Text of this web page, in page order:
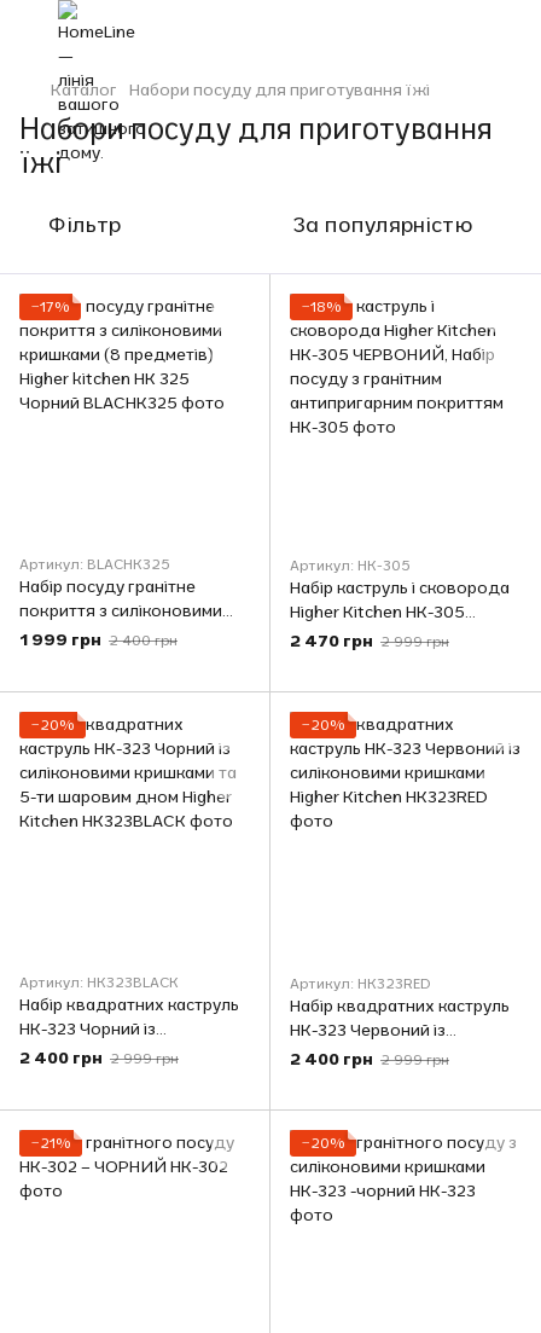
Каталог Набори посуду для приготування їжі
Набори посуду для приготування
їжі
Фільтр За популярністю
−17%
Артикул: BLACНК325
Набір посуду гранітне
покриття з силіконовими
кришками (8 предметів)
1 999 грн 2 400 грн
−18%
Артикул: HK-305
Набір каструль і сковорода
Higher Kitchen HK-305
ЧЕРВОНИЙ, Набір посуду з
2 470 грн 2 999 грн
−20%
Артикул: HK323BLACK
Набір квадратних каструль
HK-323 Чорний із
силіконовими кришками та
2 400 грн 2 999 грн
−20%
Артикул: HK323RED
Набір квадратних каструль
HK-323 Червоний із
силіконовими кришками
2 400 грн 2 999 грн
−21% −20%